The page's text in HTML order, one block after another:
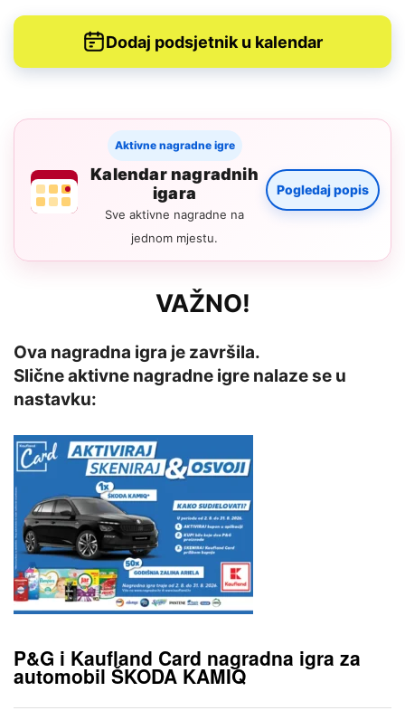
Dodaj podsjetnik u kalendar
Aktivne nagradne igre
Kalendar nagradnih
igara
Sve aktivne nagradne na
jednom mjestu.
Pogledaj popis
VAŽNO!
Ova nagradna igra je završila.
Slične aktivne nagradne igre nalaze se u
nastavku:
P&G i Kaufland Card nagradna igra za
automobil ŠKODA KAMIQ